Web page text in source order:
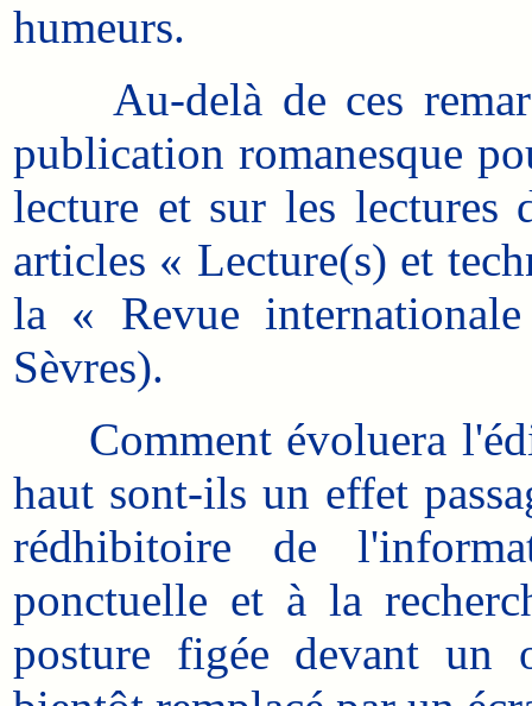
humeurs.
Au-delà de ces
publication romanesque
lecture et sur les lectures
articles « Lecture(s) et
la « Revue
Sèvres).
Comment évoluera
haut sont-ils un effet
rédhibitoire de
ponctuelle et à la
posture figée devant un